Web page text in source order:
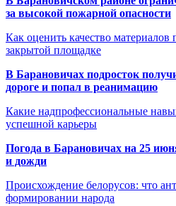
за высокой пожарной опасности
Как оценить качество материалов
закрытой площадке
В Барановичах подросток
дороге и попал в реанимацию
Какие надпрофессиональные
успешной карьеры
Погода в Барановичах на 25
и дожди
Происхождение белорусов: что
формировании народа